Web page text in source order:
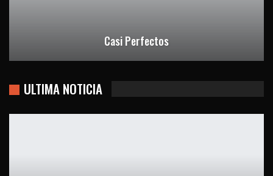
Casi Perfectos
ULTIMA NOTICIA